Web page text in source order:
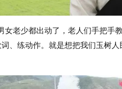
老少都出动了，老人们手把手
、练动作。就是想把我们玉树